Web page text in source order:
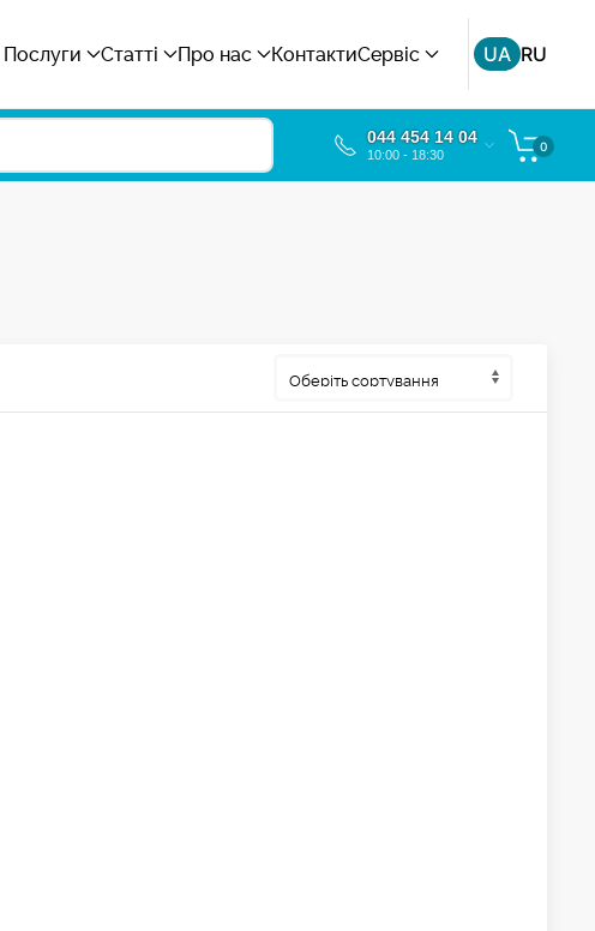
Послуги Статті Про нас КонтактиСервіс UA RU
044 454 14 04
10:00 - 18:30
0